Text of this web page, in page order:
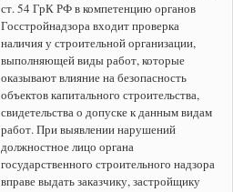
ст. 54 ГрК РФ в компетенцию органов
Госстройнадзора входит проверка
наличия у строительной организации,
выполняющей виды работ, которые
оказывают влияние на безопасность
объектов капитального строительства,
свидетельства о допуске к данным видам
работ. При выявлении нарушений
должностное лицо органа
государственного строительного надзора
вправе выдать заказчику, застройщику